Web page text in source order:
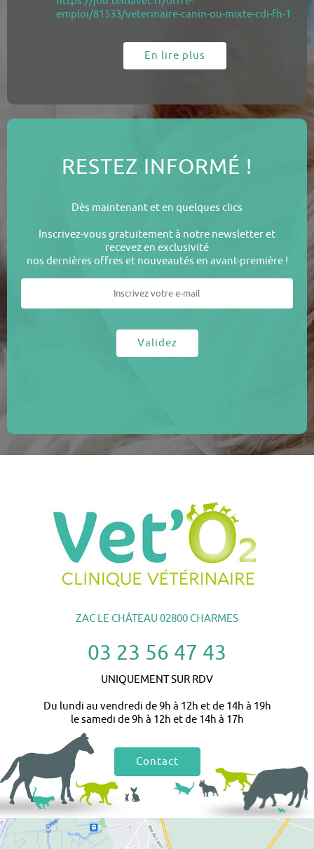
emploi/81533/veterinaire-canin-ou-mixte-cdi-fh-1
En lire plus
RESTEZ INFORMÉ !
Dès maintenant et en quelques clics
Inscrivez-vous gratuitement à notre newsletter et
recevez en exclusivité
nos dernières offres et nouveautés en avant-première !
Validez
ZAC LE CHÂTEAU 02800 CHARMES
03 23 56 47 43
UNIQUEMENT SUR RDV
Du lundi au vendredi de 9h à 12h et de 14h à 19h
le samedi de 9h à 12h et de 14h à 17h
Contact